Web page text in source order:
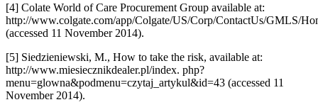
[4] Colate World of Care Procurement Group available at:
http://www.colgate.com/app/Colgate/US/Corp/ContactUs/GMLS/
(accessed 11 November 2014).
[5] Siedzieniewski, M., How to take the risk, available at:
http://www.miesiecznikdealer.pl/index. php?
menu=glowna&podmenu=czytaj_artykul&id=43 (accessed 11
November 2014).